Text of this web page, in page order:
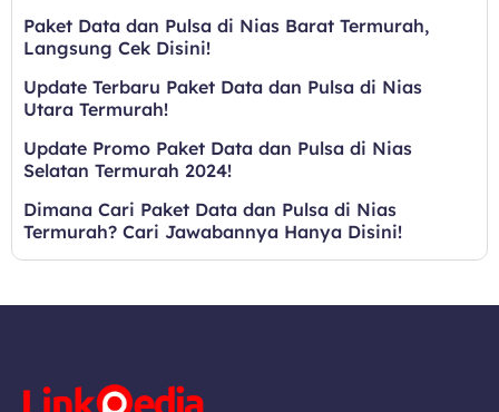
Paket Data dan Pulsa di Nias Barat Termurah,
Langsung Cek Disini!
Update Terbaru Paket Data dan Pulsa di Nias
Utara Termurah!
Update Promo Paket Data dan Pulsa di Nias
Selatan Termurah 2024!
Dimana Cari Paket Data dan Pulsa di Nias
Termurah? Cari Jawabannya Hanya Disini!